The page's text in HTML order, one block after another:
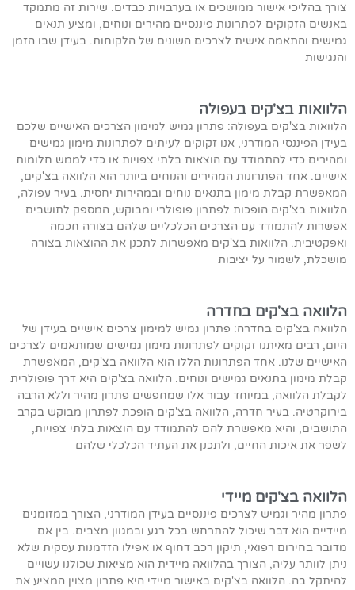
צורך בהליכי אישור ממושכים או בערבויות כבדים. שירות זה מתמקד
באנשים הזקוקים לפתרונות פיננסיים מהירים ונוחים, ומציע תנאים
גמישים והתאמה אישית לצרכים השונים של הלקוחות. בעידן שבו הזמן
והנגישות
הלוואות בצ'קים בעפולה
הלוואות בצ'קים בעפולה: פתרון גמיש למימון הצרכים האישיים שלכם
בעידן הפיננסי המודרני, אנו זקוקים לעיתים לפתרונות מימון גמישים
ומהירים כדי להתמודד עם הוצאות בלתי צפויות או כדי לממש חלומות
אישיים. אחד הפתרונות המהירים והנוחים ביותר הוא הלוואה בצ'קים,
המאפשרת קבלת מימון בתנאים נוחים ובמהירות יחסית. בעיר עפולה,
הלוואות בצ'קים הופכות לפתרון פופולרי ומבוקש, המספק לתושבים
אפשרות להתמודד עם הצרכים הכלכליים שלהם בצורה חכמה
ואפקטיבית. הלוואות בצ'קים מאפשרות לתכנן את ההוצאות בצורה
מושכלת, לשמור על יציבות
הלוואה בצ'קים בחדרה
הלוואה בצ'קים בחדרה: פתרון גמיש למימון צרכים אישיים בעידן של
היום, רבים מאיתנו זקוקים לפתרונות מימון גמישים שמותאמים לצרכים
האישיים שלנו. אחד הפתרונות הללו הוא הלוואה בצ'קים, המאפשרת
קבלת מימון בתנאים גמישים ונוחים. הלוואה בצ'קים היא דרך פופולרית
לקבלת הלוואה, במיוחד עבור אלו שמחפשים פתרון מהיר וללא הרבה
בירוקרטיה. בעיר חדרה, הלוואה בצ'קים הופכת לפתרון מבוקש בקרב
התושבים, והיא מאפשרת להם להתמודד עם הוצאות בלתי צפויות,
לשפר את איכות החיים, ולתכנן את העתיד הכלכלי שלהם
הלוואה בצ'קים מיידי
פתרון מהיר וגמיש לצרכים פיננסיים בעידן המודרני, הצורך במזומנים
מיידיים הוא דבר שיכול להתרחש בכל רגע ובמגוון מצבים. בין אם
מדובר בחירום רפואי, תיקון רכב דחוף או אפילו הזדמנות עסקית שלא
ניתן לוותר עליה, הצורך בהלוואה מיידית הוא מציאות שכולנו עשויים
להיתקל בה. הלוואה בצ'קים באישור מיידי היא פתרון מצוין המציע את